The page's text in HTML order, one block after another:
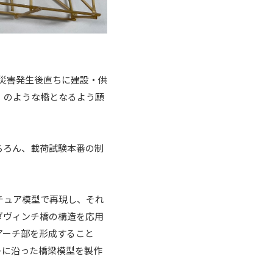
害発生後直ちに建設・供
ような橋となるよう願
ん、載荷試験本番の制
ア模型で再現し、それ
ィンチ橋の構造を応用
チ部を形成すること
沿った橋梁模型を製作